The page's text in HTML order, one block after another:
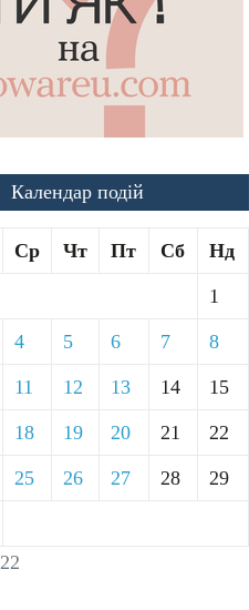
Календар подій
Ср Чт Пт Сб Нд
1
4 5 6 7 8
11 12 13 14 15
18 19 20 21 22
25 26 27 28 29